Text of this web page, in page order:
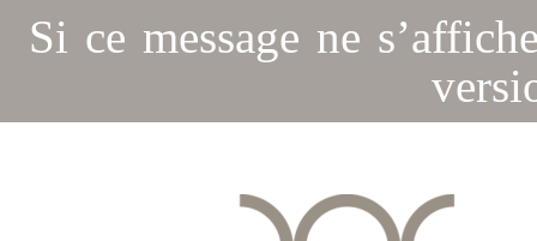
Si ce message ne